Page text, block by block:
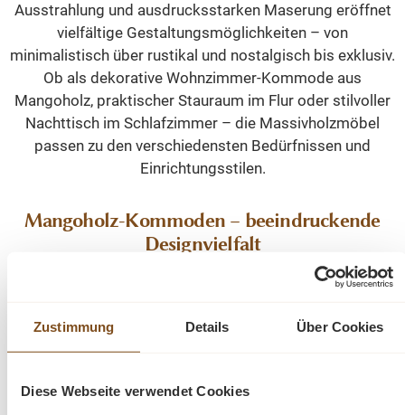
Zustimmung Details Über Cookies
Diese Webseite verwendet Cookies
Ausstrahlung und ausdrucksstarken Maserung eröffnet
vielfältige Gestaltungsmöglichkeiten – von
minimalistisch über rustikal und nostalgisch bis exklusiv.
Ob als dekorative Wohnzimmer-Kommode aus
Mangoholz, praktischer Stauraum im Flur oder stilvoller
Nachttisch im Schlafzimmer – die Massivholzmöbel
passen zu den verschiedensten Bedürfnissen und
Einrichtungsstilen.
Mangoholz-Kommoden – beeindruckende
Designvielfalt
Retro-Liebhaber schätzen hohe Vertikos im Look der
Rattan-Details. Wer es puristisch mag, findet Gefallen an
der Kombination aus schwarzem, fein gearbeitetem
Flammen der Maserung durch geschickte